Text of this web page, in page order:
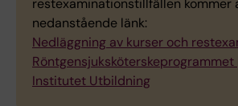
restexaminationstillfällen kommer
nedanstående länk:
Nedläggning av kurser och
Röntgensjuksköterskeprogrammet
Institutet Utbildning